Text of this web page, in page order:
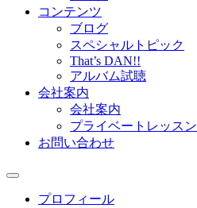
コンテンツ
ブログ
スペシャルトピック
That’s DAN!!
アルバム試聴
会社案内
会社案内
プライベートレッスン
お問い合わせ
プロフィール